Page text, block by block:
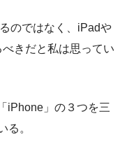
のではなく、iPadや
きだと私は思ってい
iPhone」の３つを三
る。